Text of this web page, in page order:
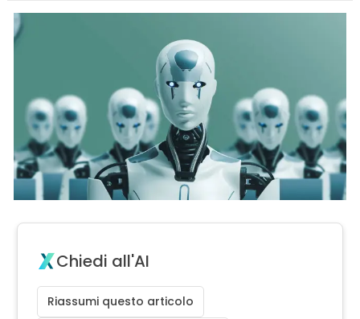
Chiedi all'AI
Riassumi questo articolo